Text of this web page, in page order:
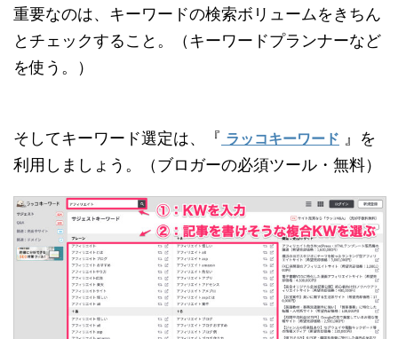
重要なのは、キーワードの検索ボリュームをきちん
とチェックすること。（キーワードプランナーなど
を使う。）
そしてキーワード選定は、『 ラッコキーワード 』を
利用しましょう。（ブロガーの必須ツール・無料）